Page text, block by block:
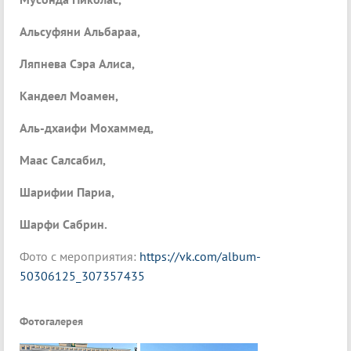
Альсуфяни Альбараа,
Ляпнева Сэра Алиса,
Кандеел Моамен,
Аль-дхаифи Мохаммед,
Маас Салсабил,
Шарифии Париа,
Шарфи Сабрин.
Фото с мероприятия: https://vk.com/album-
50306125_307357435
Фотогалерея